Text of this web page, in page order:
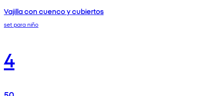
Vajilla con cuenco y cubiertos
set para niño
4